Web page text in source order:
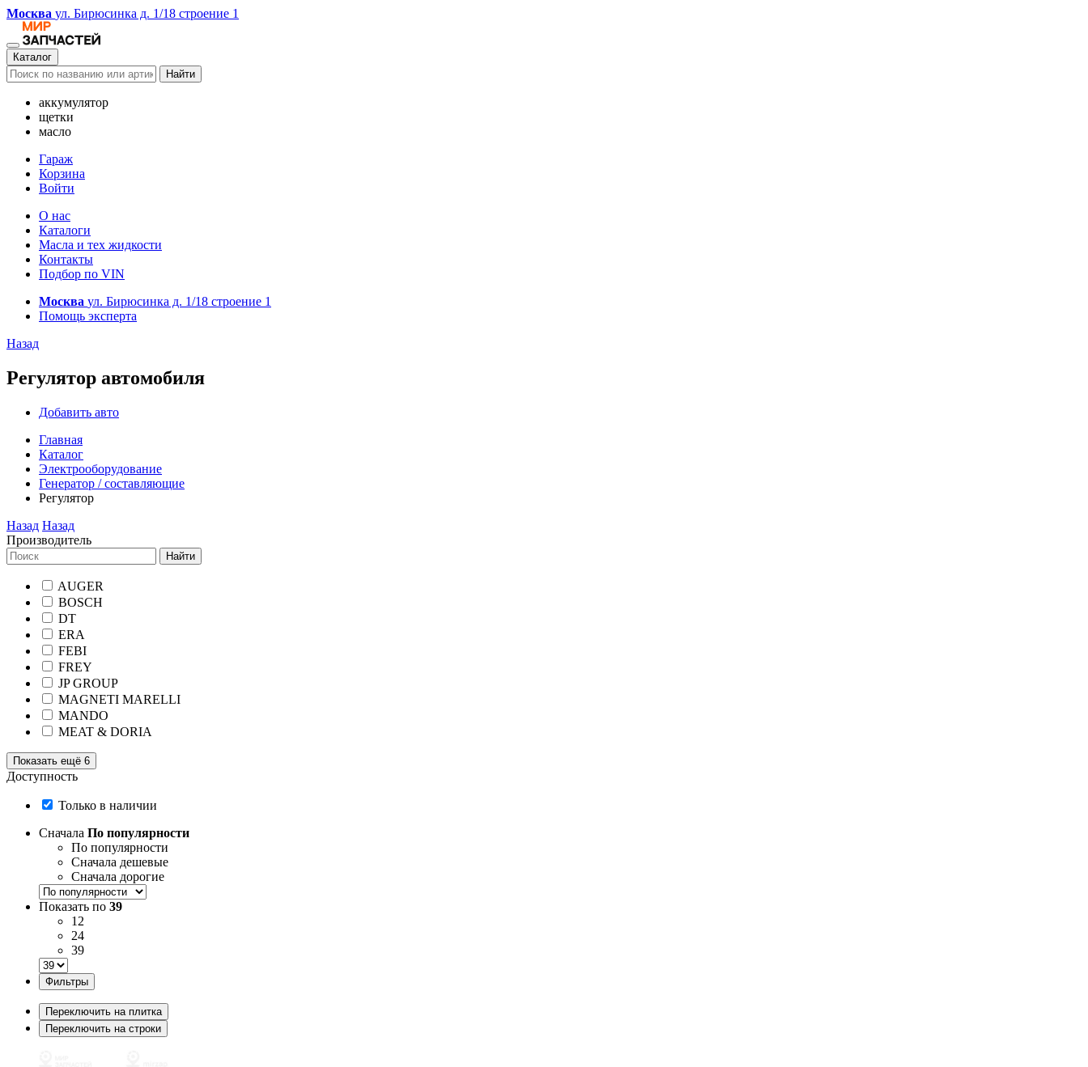
Москва ул. Бирюсинка д. 1/18 строение 1
Каталог
Найти
аккумулятор
щетки
масло
Гараж
Корзина
Войти
О нас
Каталоги
Масла и тех жидкости
Контакты
Подбор по VIN
Москва ул. Бирюсинка д. 1/18 строение 1
Помощь эксперта
Назад
Регулятор автомобиля
Добавить авто
Главная
Каталог
Электрооборудование
Генератор / составляющие
Регулятор
Назад Назад
Производитель
Найти
AUGER
BOSCH
DT
ERA
FEBI
FREY
JP GROUP
MAGNETI MARELLI
MANDO
MEAT & DORIA
Показать ещё 6
Доступность
Только в наличии
Сначала По популярности
По популярности
Сначала дешевые
Сначала дорогие
Показать по 39
12
24
39
Фильтры
Переключить на плитка
Переключить на строки